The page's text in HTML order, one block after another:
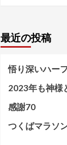
最近の投稿
悟り深いハー
2023年も神様
感謝70
つくばマラソ